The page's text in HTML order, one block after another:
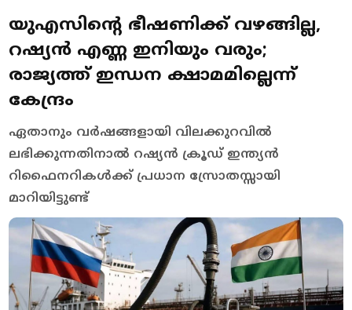
യുഎസിന്റെ ഭീഷണിക്ക് വഴങ്ങില്ല,
റഷ്യന്‍ എണ്ണ ഇനിയും വരും;
രാജ്യത്ത് ഇന്ധന ക്ഷാമമില്ലെന്ന്
കേന്ദ്രം
ഏതാനും വര്‍ഷങ്ങളായി വിലക്കുറവില്‍
ലഭിക്കുന്നതിനാല്‍ റഷ്യന്‍ ക്രൂഡ് ഇന്ത്യന്‍
റിഫൈനറികള്‍ക്ക് പ്രധാന സ്രോതസ്സായി
മാറിയിട്ടുണ്ട്